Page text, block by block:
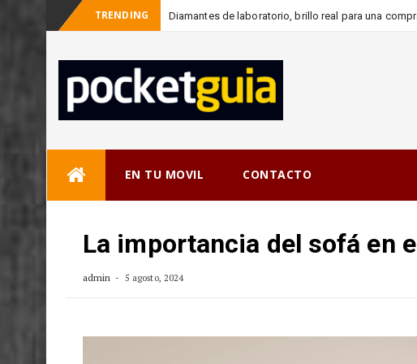
TRENDING Diamantes de laboratorio, brillo real para una
EN TU MOVIL CONTACTO
La importancia del sofá en